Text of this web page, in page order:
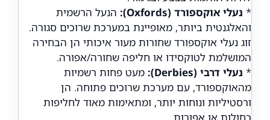
* נעלי אוקספורד (Oxfords):
הנעל הרשמית
והאלגנטית ביותר, מאופיינת במערכת שרוכים סגורה.
זוג נעלי אוקספורד שחורות מעור איכותי הן הבחירה
המושלמת לטוקסידו או חליפה שחורה/אפורה.
* נעלי דרבי (Derbies):
מעט פחות רשמיות
מהאוקספורד, עם מערכת שרוכים פתוחה. הן
ורסטיליות ונוחות יותר, ומתאימות מאוד לחליפות
כחולות או אפורות.